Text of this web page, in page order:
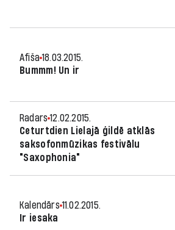
Afiša 18.03.2015.
Bummm! Un ir
Radars 12.02.2015.
Ceturtdien Lielajā ģildē atklās
saksofonmūzikas festivālu
"Saxophonia"
Kalendārs 11.02.2015.
Ir iesaka